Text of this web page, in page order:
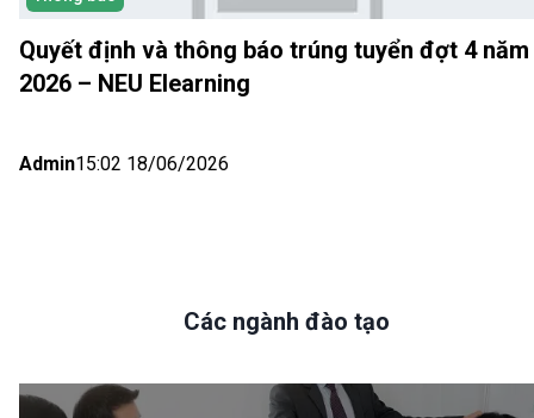
Quyết định và thông báo trúng tuyển đợt 4 năm
2026 – NEU Elearning
Admin15:02 18/06/2026
Các ngành đào tạo